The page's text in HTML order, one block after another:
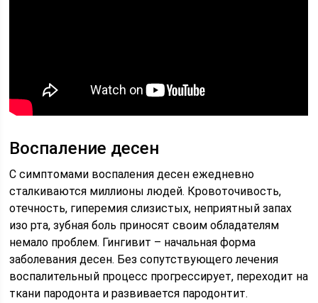
Воспаление десен
С симптомами воспаления десен ежедневно
сталкиваются миллионы людей. Кровоточивость,
отечность, гиперемия слизистых, неприятный запах
изо рта, зубная боль приносят своим обладателям
немало проблем. Гингивит – начальная форма
заболевания десен. Без сопутствующего лечения
воспалительный процесс прогрессирует, переходит на
ткани пародонта и развивается пародонтит.